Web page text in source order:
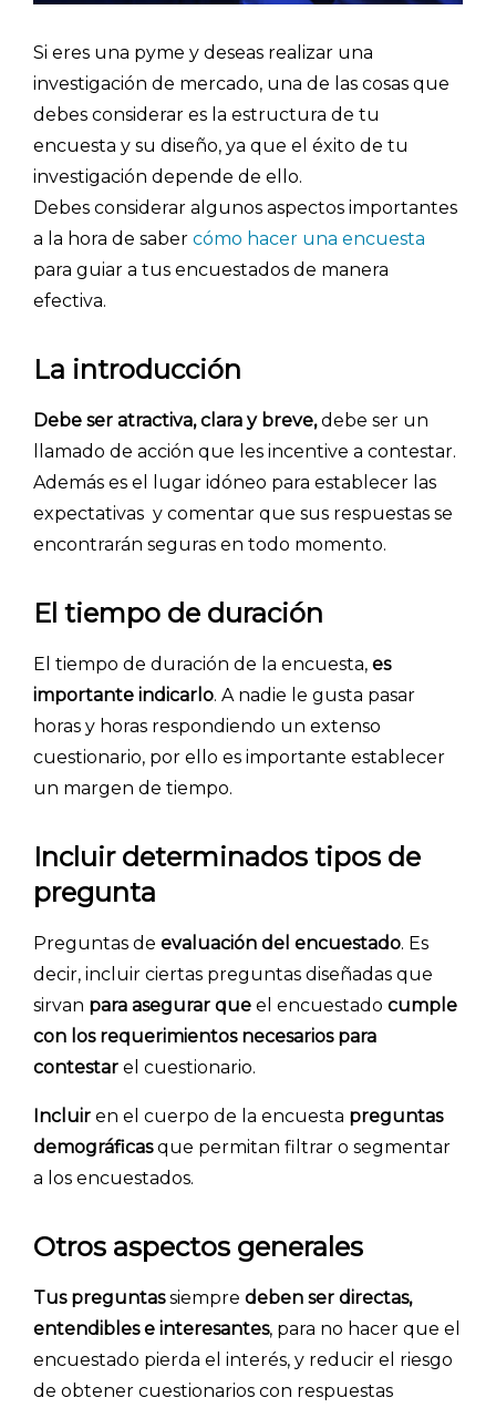
PLANTILLAS
PRECIOS
BLOG
ACCEDER →
Si eres una pyme y deseas realizar una
investigación de mercado, una de las cosas que
debes considerar es la estructura de tu
encuesta y su diseño, ya que el éxito de tu
investigación depende de ello.
Debes considerar algunos aspectos importantes
a la hora de saber cómo hacer una encuesta
para guiar a tus encuestados de manera
efectiva.
La introducción
Debe ser atractiva, clara y breve,debe ser un
llamado de acción que les incentive a contestar.
Además es el lugar idóneo para establecer las
expectativas y comentar que sus respuestas se
encontrarán seguras en todo momento.
El tiempo de duración
El tiempo de duración de la encuesta, es
importante indicarlo. A nadie le gusta pasar
horas y horas respondiendo un extenso
cuestionario, por ello es importante establecer
un margen de tiempo.
Incluir determinados tipos de
pregunta
Preguntas de evaluación del encuestado. Es
decir, incluir ciertas preguntas diseñadas que
sirvan para asegurar que el encuestado cumple
con los requerimientos necesarios para
contestar el cuestionario.
Incluir en el cuerpo de la encuesta preguntas
demográficasque permitan filtrar o segmentar
a los encuestados.
Otros aspectos generales
Tus preguntassiempre deben ser directas,
entendibles e interesantes, para no hacer que el
encuestado pierda el interés, y reducir el riesgo
de obtener cuestionarios con respuestas